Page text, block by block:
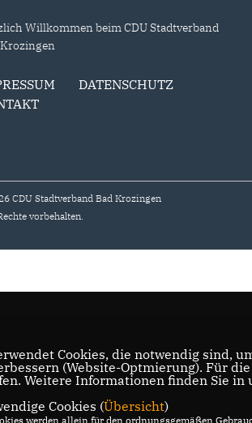
Willkommen beim CDU Stadtverband
DATENSCHUTZ
CDU Stadtverband Bad Krozingen
vorbehalten.
Cookies, die notwendig sind,
(Website-Optmierung). Für
Weitere Informationen finden Sie in
Cookies (Übersicht)
werden allein für den ordnungsgemäßen